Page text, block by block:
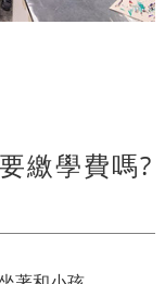
繳學費嗎?